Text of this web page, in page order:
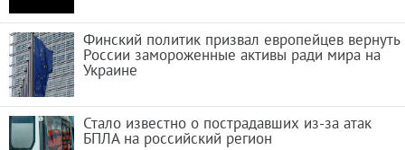
Финский политик призвал европейцев вернуть
России замороженные активы ради мира на
Украине
Стало известно о пострадавших из-за атак
БПЛА на российский регион